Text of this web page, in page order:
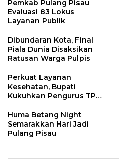
Pemkab Pulang Pisau
Evaluasi 83 Lokus
Layanan Publik
Dibundaran Kota, Final
Piala Dunia Disaksikan
Ratusan Warga Pulpis
Perkuat Layanan
Kesehatan, Bupati
Kukuhkan Pengurus TP
Huma Betang Night
Semarakkan Hari Jadi
Pulang Pisau